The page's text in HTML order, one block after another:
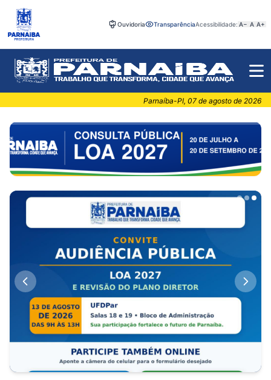
Ouvidoria TransparênciaAcessibilidade: A− A A+
Parnaíba-PI, 07 de agosto de 2026